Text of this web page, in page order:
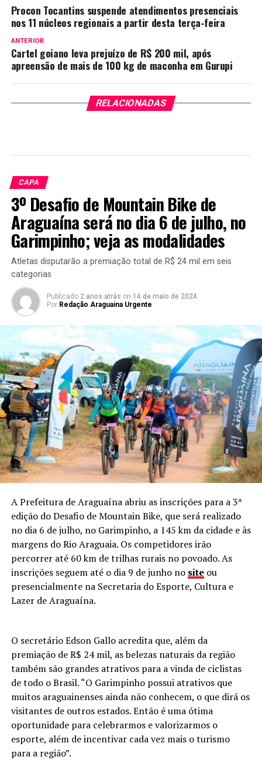
Procon Tocantins suspende atendimentos presenciais
nos 11 núcleos regionais a partir desta terça-feira
ANTERIOR
Cartel goiano leva prejuízo de R$ 200 mil, após
apreensão de mais de 100 kg de maconha em Gurupi
RELACIONADAS
CAPA
3º Desafio de Mountain Bike de
Araguaína será no dia 6 de julho, no
Garimpinho; veja as modalidades
Atletas disputarão a premiação total de R$ 24 mil em seis
categorias
Publicado 2 anos atrás on 14 de maio de 2024
Por Redação Araguaina Urgente
A Prefeitura de Araguaína abriu as inscrições para a 3ª
edição do Desafio de Mountain Bike, que será realizado
no dia 6 de julho, no Garimpinho, a 145 km da cidade e às
margens do Rio Araguaia. Os competidores irão
percorrer até 60 km de trilhas rurais no povoado. As
inscrições seguem até o dia 9 de junho no site ou
presencialmente na Secretaria do Esporte, Cultura e
Lazer de Araguaína.
O secretário Edson Gallo acredita que, além da
premiação de R$ 24 mil, as belezas naturais da região
também são grandes atrativos para a vinda de ciclistas
de todo o Brasil. “O Garimpinho possui atrativos que
muitos araguainenses ainda não conhecem, o que dirá os
visitantes de outros estados. Então é uma ótima
oportunidade para celebrarmos e valorizarmos o
esporte, além de incentivar cada vez mais o turismo
para a região”.